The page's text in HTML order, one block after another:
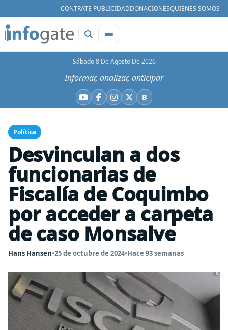
CONTRATE PUBLICIDADDONACIONESQUIÉNES SOMOS
Sábado 8 De Agosto De 2026
Informar, analizar, anticipar
YouTube
Facebook
Instagram
X BBluesky
Política
Desvinculan a dos
funcionarias de
Fiscalía de Coquimbo
por acceder a carpeta
de caso Monsalve
Hans Hansen•25 de octubre de 2024•Hace 93 semanas